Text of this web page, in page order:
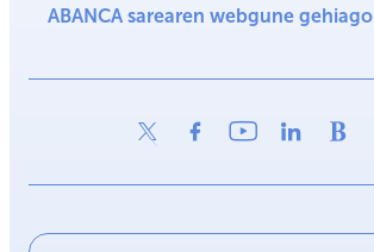
ABANCA sarearen webgune gehiago